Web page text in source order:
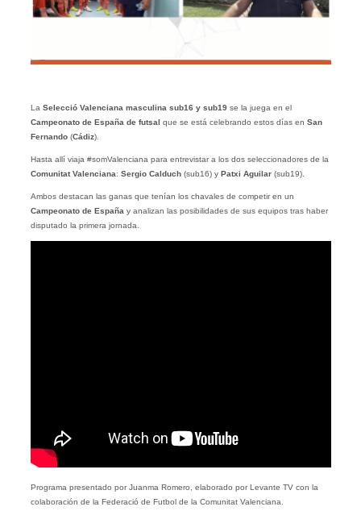
La Selecció Valenciana masculina sub16 y sub19 se la juega en el
Campeonato de España de futsal que se está celebrando estos días en San
Fernando (Cádiz).
Hasta allí viaja #somValenciana para entrevistar a los dos seleccionadores de la
Comunitat Valenciana: Sergio Calduch (sub16) yPatxi Aguilar (sub19).
Ambos destacan las ganas que tenían los chavales de competir en un
Campeonato de España y analizan las posibilidades de sus equipos tras haber
disputado la primera jornada.
Programa presentado por Juanma Romero, elaborado por Levante TV con la
colaboración de la Federació de Futbol de la Comunitat Valenciana.